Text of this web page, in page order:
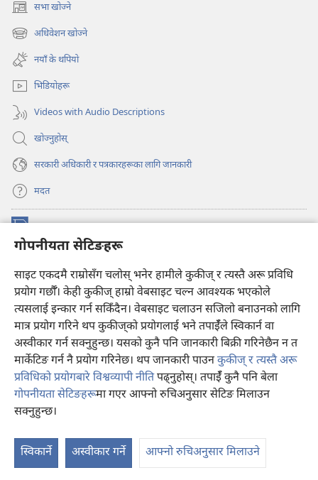
गोपनीयता सेटिङहरू
साइट एकदमै राम्रोसँग चलोस् भनेर हामीले कुकीज् र त्यस्तै अरू प्रविधि
प्रयोग गर्छौँ। केही कुकीज्‌ हाम्रो वेबसाइट चल्न आवश्यक भएकोले
त्यसलाई इन्कार गर्न सकिँदैन। वेबसाइट चलाउन सजिलो बनाउनको लागि
मात्र प्रयोग गरिने थप कुकीज्‌को प्रयोगलाई भने तपाईँले स्विकार्न वा
अस्वीकार गर्न सक्नुहुन्छ। यसको कुनै पनि जानकारी बिक्री गरिनेछैन न त
मार्केटिङ गर्न नै प्रयोग गरिनेछ। थप जानकारी पाउनकुकीज् र त्यस्तै अरू
प्रविधिको प्रयोगबारे विश्वव्यापी नीतिपढ्नुहोस्। तपाईँ कुनै पनि बेला
गोपनीयता सेटिङहरूमा गएर आफ्नो रुचिअनुसार सेटिङ मिलाउन
सक्नुहुन्छ।
स्विकार्ने अस्वीकार गर्ने आफ्नो रुचिअनुसार मिलाउने
सभा खोज्ने
(ब्राउजरको
अर्को
ट्याबमा
नयाँ
पृष्ठ
खुल्नेछ)
अधिवेशन खोज्ने
(ब्राउजरको
अर्को
ट्याबमा
नयाँ
पृष्ठ
खुल्नेछ)
नयाँ के थपियो
भिडियोहरू
Videos with Audio Descriptions
खोज्नुहोस्‌
सरकारी अधिकारी र पत्रकारहरूका लागि जानकारी
मदत
अर्को
नयाँ
पृष्ठ
प्रहरीधरहरा अनलाइन लाइब्रेरी
(ब्राउजरको
अर्को
नयाँ
पृष्ठ
खुल्नेछ)
JW Hub ®
(ब्राउजरको
अर्को
ट्याबमा
नयाँ
पृष्ठ
खुल्नेछ)
JW लाइब्रेरी एप
Copyright© 2026 Watch Tower Bible and Tract Society of Pennsylvania.